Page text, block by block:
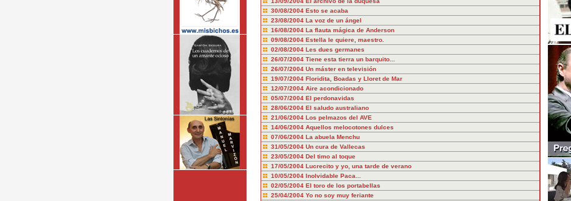
30/08/2004 Esto se acaba
23/08/2004 La voz de un ángel
16/08/2004 La flauta mágica de Anderson
09/08/2004 Estella le quiere, maestro.
02/08/2004 Les dues germanes
26/07/2004 Tiene esta tierra un barquito...
26/07/2004 Un máster en televisión
19/07/2004 Floridita, Boadas y Lloret de Mar
12/07/2004 Aire acondicionado
05/07/2004 El perdonavidas
28/06/2004 El saludo australiano
21/06/2004 Los pelmazos del AVE
14/06/2004 Aquellos melocotones dulces
07/06/2004 La abuela Menchu
31/05/2004 Un cura de Vallecas
23/05/2004 Del timo al toque
17/05/2004 Lucrecito y yo, una tarde de verano
10/05/2004 Inolvidable Paca...
02/05/2004 El toro de los portabellas
25/04/2004 Yo no soy muy feriante